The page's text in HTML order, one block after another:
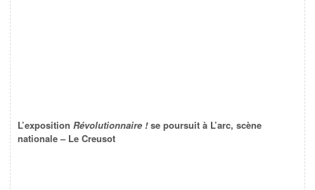
L’exposition Révolutionnaire !se poursuit à L’arc, scène
nationale – Le Creusot